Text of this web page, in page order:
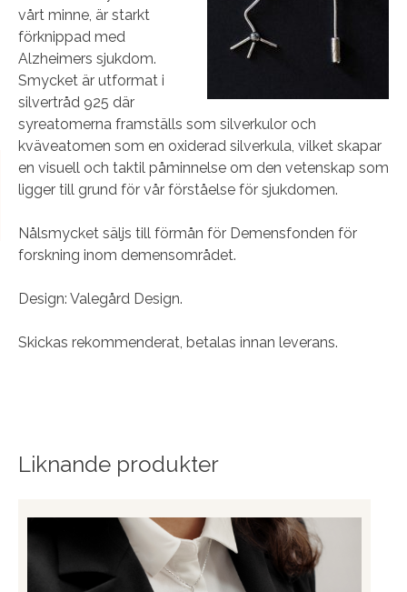
vårt minne, är starkt
förknippad med
Alzheimers sjukdom.
Smycket är utformat i
silvertråd 925 där
syreatomerna framställs som silverkulor och
kväveatomen som en oxiderad silverkula, vilket skapar
en visuell och taktil påminnelse om den vetenskap som
ligger till grund för vår förståelse för sjukdomen.
Nålsmycket säljs till förmån för Demensfonden för
forskning inom demensområdet.
Design: Valegård Design.
Skickas rekommenderat, betalas innan leverans.
Liknande produkter